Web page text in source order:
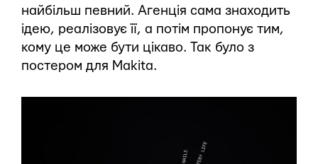
найбільш певний. Агенція сама знаходить
ідею, реалізовує її, а потім пропонує тим,
кому це може бути цікаво. Так було з
постером для Makita.